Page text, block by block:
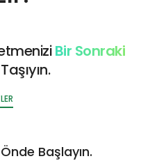
Bir Sonraki
Başlayın.